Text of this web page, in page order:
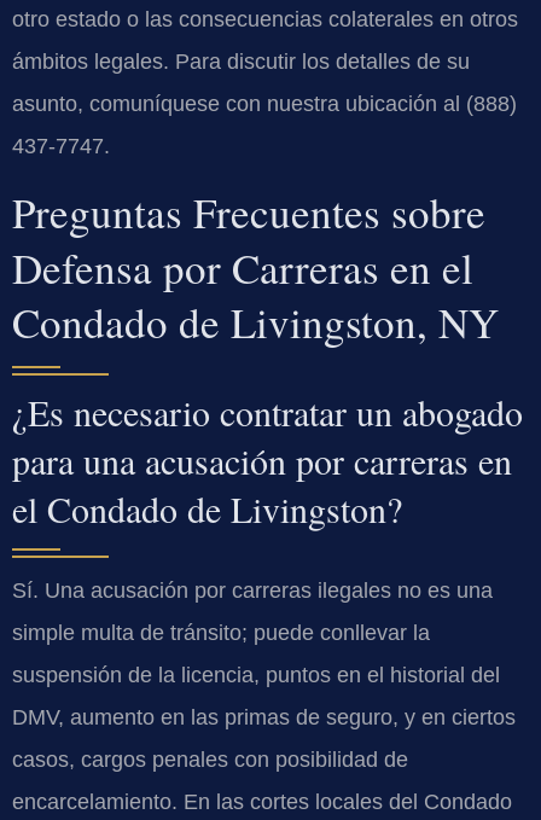
otro estado o las consecuencias colaterales en otros
ámbitos legales. Para discutir los detalles de su
asunto, comuníquese con nuestra ubicación al (888)
437-7747.
Preguntas Frecuentes sobre
Defensa por Carreras en el
Condado de Livingston, NY
¿Es necesario contratar un abogado
para una acusación por carreras en
el Condado de Livingston?
Sí. Una acusación por carreras ilegales no es una
simple multa de tránsito; puede conllevar la
suspensión de la licencia, puntos en el historial del
DMV, aumento en las primas de seguro, y en ciertos
casos, cargos penales con posibilidad de
encarcelamiento. En las cortes locales del Condado